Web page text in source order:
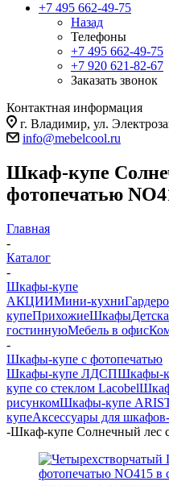
+7 495 662-49-75
Назад
Телефоны
+7 495 662-49-75
+7 920 621-82-67
Заказать звонок
Контактная информация
г. Владимир, ул.
info@mebelcool.ru
Шкаф-купе
фотопечатью
Главная
-
Каталог
-
Шкафы-купе
АКЦИИМини-кухни
купеПрихожиеШкафы
гостиннуюМебель в офис
-
Шкафы-купе с фотопечатью
Шкафы-купе ЛДСПШкафы-
купе со стеклом Lacobel
рисункомШкафы-купе
купеАксессуары для
-Шкаф-купе Солнечный лес